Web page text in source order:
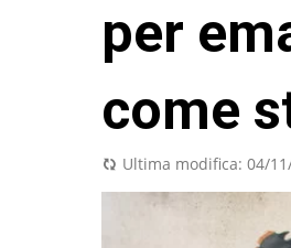
per
come
Ultima modifica: 04/